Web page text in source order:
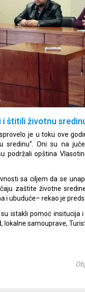
i štitili životnu
je u toku ove
sredinu“. Oni su na
podržali opština
sa ciljem da se
zaštite životne
i ubuduće– rekao je
istakli pomoć insitucija
lokalne samouprave,